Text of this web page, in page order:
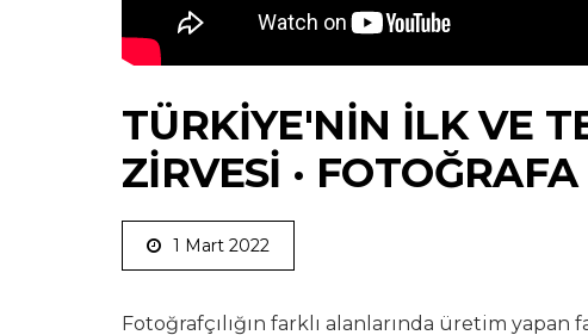
TÜRKIYE'NIN İLK VE
ZIRVESI ·
1 Mart 2022
Fotoğrafçılığın farklı alanlarında üretim yapan